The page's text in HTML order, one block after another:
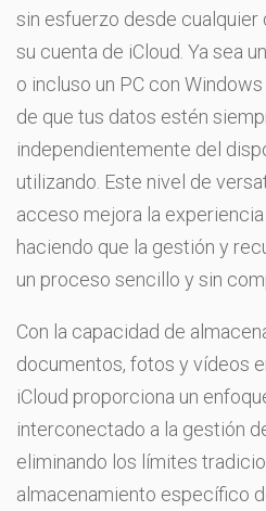
sin esfuerzo desde
su cuenta de iCloud. Ya sea
o incluso un PC con
de que tus datos estén
independientemente del
utilizando. Este nivel de
acceso mejora la
haciendo que la gestión y
un proceso sencillo y sin
Con la capacidad de
documentos, fotos y vídeos
iCloud proporciona un
interconectado a la gestión
eliminando los límites
almacenamiento específico